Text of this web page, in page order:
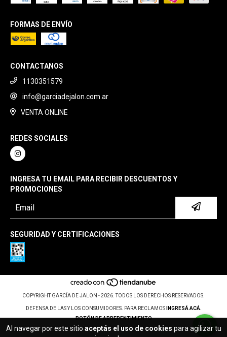
Al navegar por este sitio aceptás el uso de cookies para agilizar tu
FORMAS DE ENVÍO
CONTACTANOS
1130351579
info@garciadejalon.com.ar
VENTA ONLINE
REDES SOCIALES
INGRESA TU EMAIL PARA RECIBIR DESCUENTOS Y
PROMOCIONES
SEGURIDAD Y CERTIFICACIONES
COPYRIGHT GARCÍA DE JALON - 2026. TODOS LOS DERECHOS RESERVADOS.
DEFENSA DE LAS Y LOS CONSUMIDORES. PARA RECLAMOS
INGRESÁ ACÁ.
BOTÓN DE ARREPENTIMIENTO